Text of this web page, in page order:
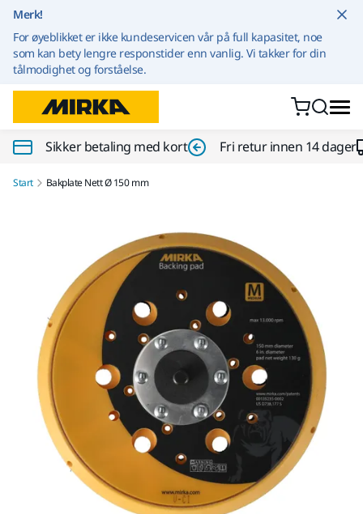
Merk!
For øyeblikket er ikke kundeservicen vår på full kapasitet, noe
som kan bety lengre responstider enn vanlig. Vi takker for din
tålmodighet og forståelse.
Sikker betaling med kort Fri retur innen 14 dager
Start Bakplate Nett Ø 150 mm